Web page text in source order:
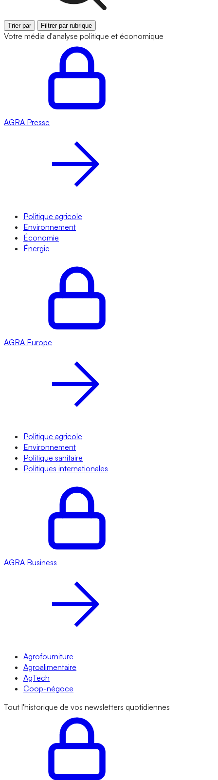
Trier par Filtrer par rubrique
Votre média d'analyse politique et économique
AGRA Presse
Politique agricole
Environnement
Économie
Énergie
AGRA Europe
Politique agricole
Environnement
Politique sanitaire
Politiques internationales
AGRA Business
Agrofourniture
Agroalimentaire
AgTech
Coop-négoce
Tout l'historique de vos newsletters quotidiennes